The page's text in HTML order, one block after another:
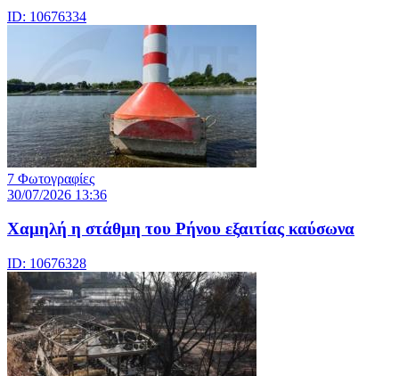
ID: 10676334
7 Φωτογραφίες
30/07/2026 13:36
Χαμηλή η στάθμη του Ρήνου εξαιτίας καύσωνα
ID: 10676328